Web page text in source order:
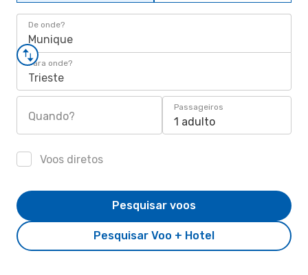
De onde?
Munique
Para onde?
Trieste
Quando?
Passageiros
1 adulto
Voos diretos
Pesquisar Voo + Hotel
Pesquisar voos